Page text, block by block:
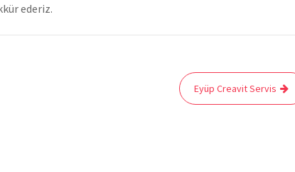
ederiz.
Eyüp Creavit Servis